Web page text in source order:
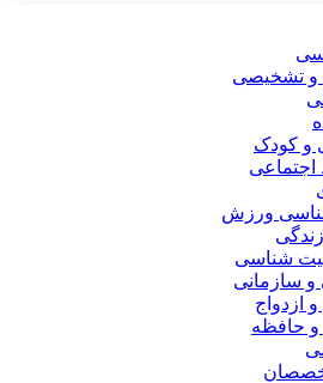
و تشخیصی
کودک
ورزش
شناسی
سازمانی
حافظه